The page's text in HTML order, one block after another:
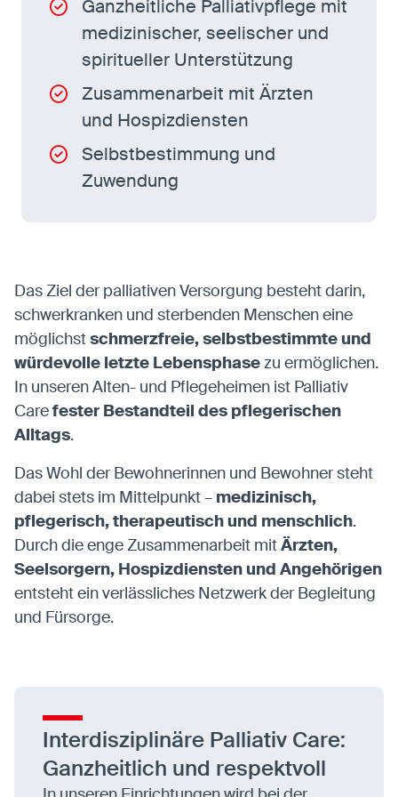
Ganzheitliche Palliativpflege mit
medizinischer, seelischer und
spiritueller Unterstützung
Zusammenarbeit mit Ärzten
und Hospizdiensten
Selbstbestimmung und
Zuwendung
Das Ziel der palliativen Versorgung besteht darin,
schwerkranken und sterbenden Menschen eine
möglichstschmerzfreie, selbstbestimmte und
würdevolle letzte Lebensphasezu ermöglichen.
In unseren Alten- und Pflegeheimen ist Palliativ
Carefester Bestandteil des pflegerischen
Alltags.
Das Wohl der Bewohnerinnen und Bewohner steht
dabei stets im Mittelpunkt – medizinisch,
pflegerisch, therapeutisch und menschlich.
Durch die enge Zusammenarbeit mitÄrzten,
Seelsorgern, Hospizdiensten und Angehörigen
entsteht ein verlässliches Netzwerk der Begleitung
und Fürsorge.
Interdisziplinäre Palliativ Care:
Ganzheitlich und respektvoll